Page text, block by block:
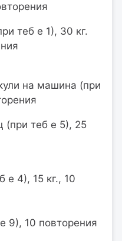
теб е 1), 30 кг.
на машина (при
(при теб е 5), 25
4), 15 кг., 10
9), 10 повторения